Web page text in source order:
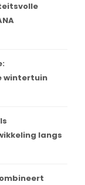
wintertuin
langs